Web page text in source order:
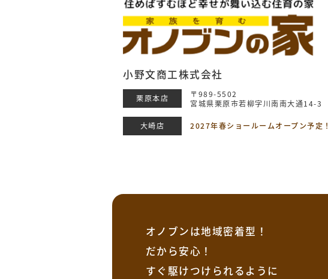
小野文商工株式会社
栗原本店
〒989-5502
宮城県栗原市若柳字川南南大通14-3
大崎店 2027年春ショールームオープン予定！
オノブンは地域密着型！
だから安心！
すぐ駆けつけられるように